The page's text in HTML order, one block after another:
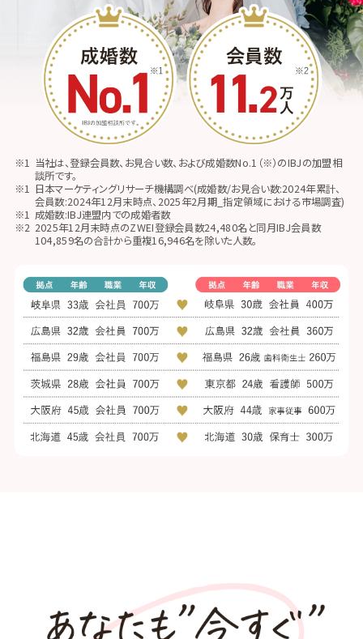
当社は、登録会員数、お見合い数、および成婚数No.1（※）のIBJの加盟相
談所です。
日本マーケティングリサーチ機構調べ(成婚数/お見合い数:2024年累計、
会員数:2024年12月末時点、2025年2月期_指定領域における市場調査)
成婚数:IBJ連盟内での成婚者数
2025年12月末時点のZWEI登録会員数24,480名と同月IBJ会員数
104,859名の合計から重複16,946名を除いた人数。